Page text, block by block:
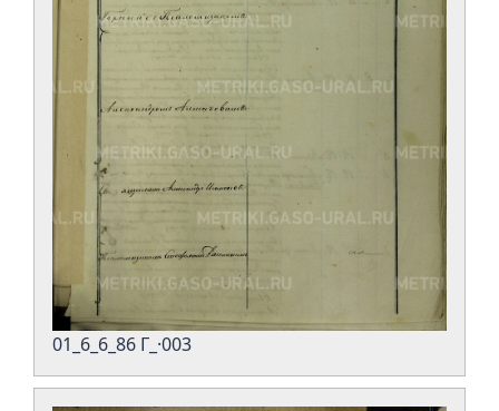
01_6_6_86 Г_·003